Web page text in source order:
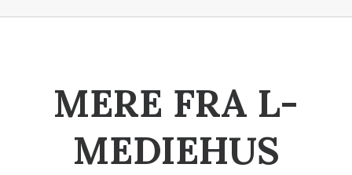
MERE FRA L-
MEDIEHUS